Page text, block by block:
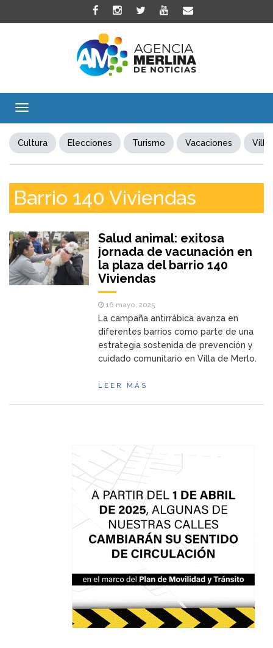
Toggle
Cultura Elecciones Turismo Vacaciones Villa
Barrio 140 Viviendas
Salud animal: exitosa
jornada de vacunación en
la plaza del barrio 140
Viviendas
16 mayo, 2025
La campaña antirrábica avanza en
diferentes barrios como parte de una
estrategia sostenida de prevención y
cuidado comunitario en Villa de Merlo.
LEER MÁS